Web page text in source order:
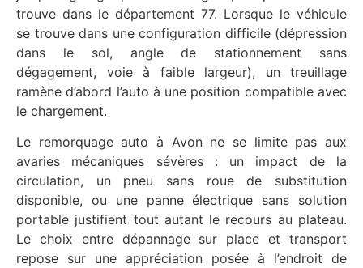
trouve dans le département 77. Lorsque le véhicule
se trouve dans une configuration difficile (dépression
dans le sol, angle de stationnement sans
dégagement, voie à faible largeur), un treuillage
ramène d’abord l’auto à une position compatible avec
le chargement.
Le remorquage auto à Avon ne se limite pas aux
avaries mécaniques sévères : un impact de la
circulation, un pneu sans roue de substitution
disponible, ou une panne électrique sans solution
portable justifient tout autant le recours au plateau.
Le choix entre dépannage sur place et transport
repose sur une appréciation posée à l’endroit de